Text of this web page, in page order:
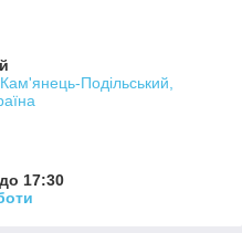
Подільський,
17:30